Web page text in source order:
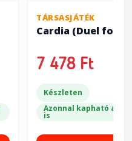
TÁRSASJÁTÉK
Cardia (Duel for
7 478 Ft
Készleten
Azonnal kapható a
is